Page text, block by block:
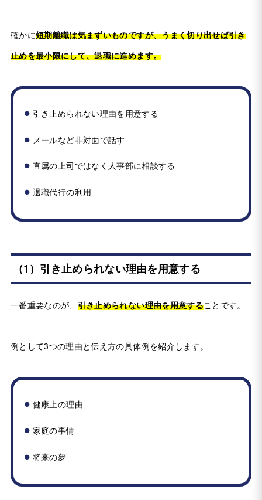
確かに短期離職は気まずいものですが、うまく切り出せば引き
止めを最小限にして、退職に進めます。
引き止められない理由を用意する
メールなど非対面で話す
直属の上司ではなく人事部に相談する
退職代行の利用
（1）引き止められない理由を用意する
一番重要なのが、 引き止められない理由を用意することです。
例として3つの理由と伝え方の具体例を紹介します。
健康上の理由
家庭の事情
将来の夢